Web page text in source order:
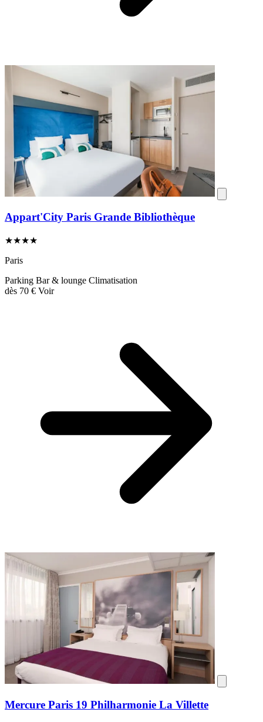
Appart'City Paris Grande Bibliothèque
★★★★
Paris
Parking Bar & lounge Climatisation
dès 70 € Voir
Mercure Paris 19 Philharmonie La Villette